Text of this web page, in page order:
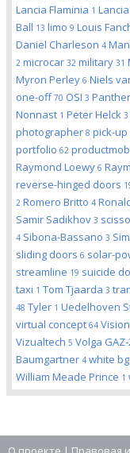
Lancia Flaminia 1
Ball 13 limo 9 Louis
Daniel Charleson 4
2 microcar 32 military 31
Myron Perley 6 Niels
one-off70 OSI 3 Panther
Nonnast 1 Peter Helck 3
photographer 8 pick-up
portfolio 62
Raymond Loewy 6
reverse-hinged doors
2 Romero Britto 4
Samir Sadikhov 3
4 Sibona-Bassano 3
sliding doors 6 solar-
streamline 19 suicide
taxi 1 Tom Tjaarda 3
48 Tyler 1 Uedelhoven
virtual concept 64
Vizualtech 5 Volga GAZ-
Baumgartner 4 white bg
William Meade Prince 1